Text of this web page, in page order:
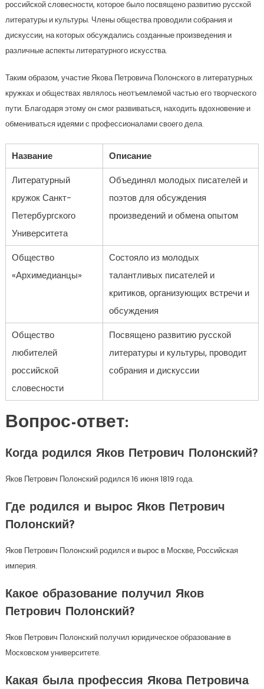
российской словесности, которое было посвящено развитию русской
литературы и культуры. Члены общества проводили собрания и
дискуссии, на которых обсуждались созданные произведения и
различные аспекты литературного искусства.
Таким образом, участие Якова Петровича Полонского в литературных
кружках и обществах являлось неотъемлемой частью его творческого
пути. Благодаря этому он смог развиваться, находить вдохновение и
обмениваться идеями с профессионалами своего дела.
Название
Описание
Литературный
кружок Санкт-
Петербургского
Университета
Объединял молодых писателей и
поэтов для обсуждения
произведений и обмена опытом
Общество
«Архимедианцы»
Состояло из молодых
талантливых писателей и
критиков, организующих встречи и
обсуждения
Общество
любителей
российской
словесности
Посвящено развитию русской
литературы и культуры, проводит
собрания и дискуссии
Вопрос-ответ:
Когда родился Яков Петрович Полонский?
Яков Петрович Полонский родился 16 июня 1819 года.
Где родился и вырос Яков Петрович
Полонский?
Яков Петрович Полонский родился и вырос в Москве, Российская
империя.
Какое образование получил Яков
Петрович Полонский?
Яков Петрович Полонский получил юридическое образование в
Московском университете.
Какая была профессия Якова Петровича